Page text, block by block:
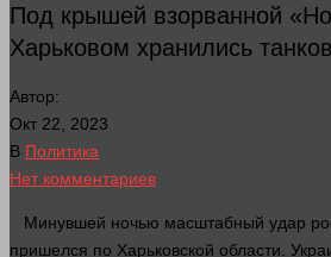
Под крышей взорванной
Харьковом хранились
Автор:
Окт 22, 2023
В Политика
Нет комментариев
Минувшей ночью масштабный удар
пришелся по Харьковской области .